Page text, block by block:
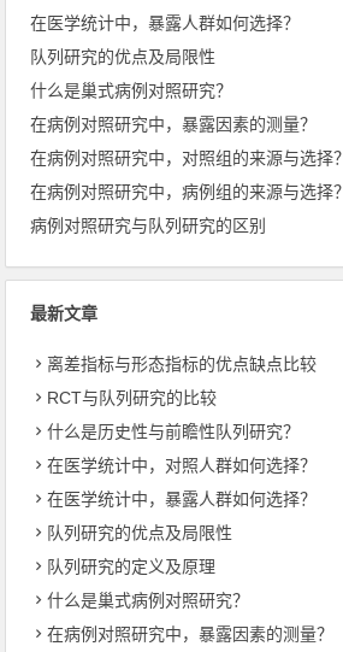
在医学统计中，暴露人群如何选择？
队列研究的优点及局限性
什么是巢式病例对照研究？
在病例对照研究中，暴露因素的测量？
在病例对照研究中，对照组的来源与选择？
在病例对照研究中，病例组的来源与选择？
病例对照研究与队列研究的区别
最新文章
离差指标与形态指标的优点缺点比较
RCT与队列研究的比较
什么是历史性与前瞻性队列研究？
在医学统计中，对照人群如何选择？
在医学统计中，暴露人群如何选择？
队列研究的优点及局限性
队列研究的定义及原理
什么是巢式病例对照研究？
在病例对照研究中，暴露因素的测量？